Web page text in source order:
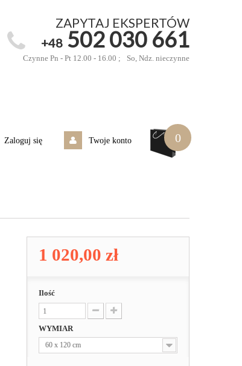
ZAPYTAJ EKSPERTÓW
+48 502 030 661
Czynne Pn - Pt 12.00 - 16.00 ; So, Ndz. nieczynne
0
Zaloguj się Twoje konto
1 020,00 zł
Ilość
WYMIAR
60 x 120 cm